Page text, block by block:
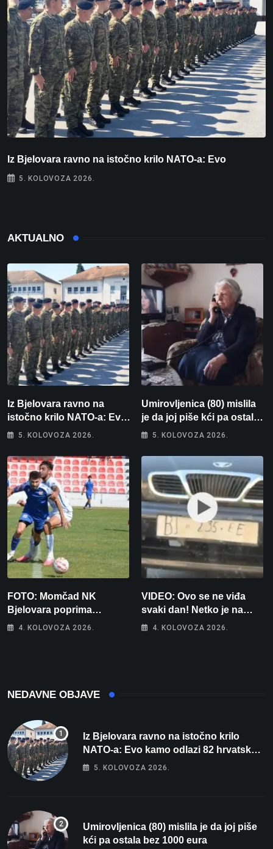
Iz Bjelovara ravno na istočno krilo NATO-a: Evo
5. KOLOVOZA 2026.
AKTUALNO
Iz Bjelovara ravno na
istočno krilo NATO-a: Evo
kamo odlazi 82 hrvatska
5. KOLOVOZA 2026.
Umirovljenica (80) mislila
je da joj piše kći pa ostala
bez 1000 eura
5. KOLOVOZA 2026.
FOTO: Momčad NK
Bjelovara poprima
jesenski izgled
4. KOLOVOZA 2026.
VIDEO: Ovo se ne viđa
svaki dan! Netko je na
auto stavio – ručno
4. KOLOVOZA 2026.
NEDAVNE OBJAVE
Iz Bjelovara ravno na istočno krilo
NATO-a: Evo kamo odlazi 82 hrvatska
vojnika i 6 vojnikinja
5. KOLOVOZA 2026.
Umirovljenica (80) mislila je da joj piše
kći pa ostala bez 1000 eura